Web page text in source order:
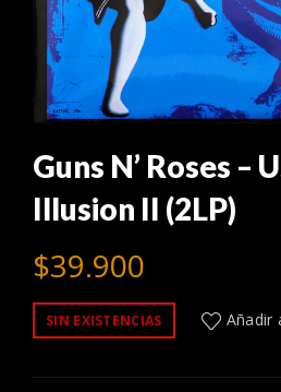
Guns N’ Roses –
Illusion II (2LP)
$39.900
SIN EXISTENCIAS Añadir